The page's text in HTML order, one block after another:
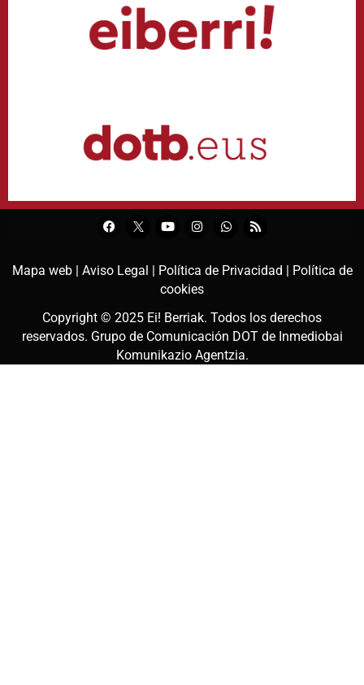
Mapa web | Aviso Legal | Política de Privacidad | Política de
cookies
Copyright © 2025 Ei! Berriak. Todos los derechos
reservados. Grupo de Comunicación DOT de Inmediobai
Komunikazio Agentzia.